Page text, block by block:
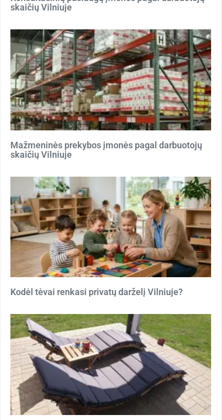
skaičių Vilniuje
Mažmeninės prekybos įmonės pagal darbuotojų
skaičių Vilniuje
Kodėl tėvai renkasi privatų darželį Vilniuje?